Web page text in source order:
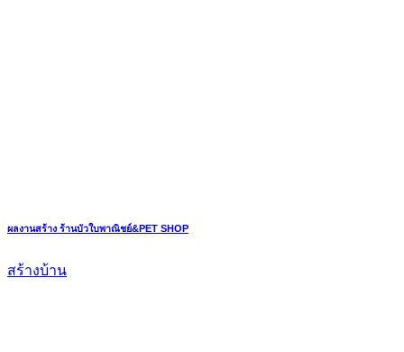
ผลงานสร้าง ร้านบัวใบพาณิชย์&PET SHOP
สร้างบ้าน